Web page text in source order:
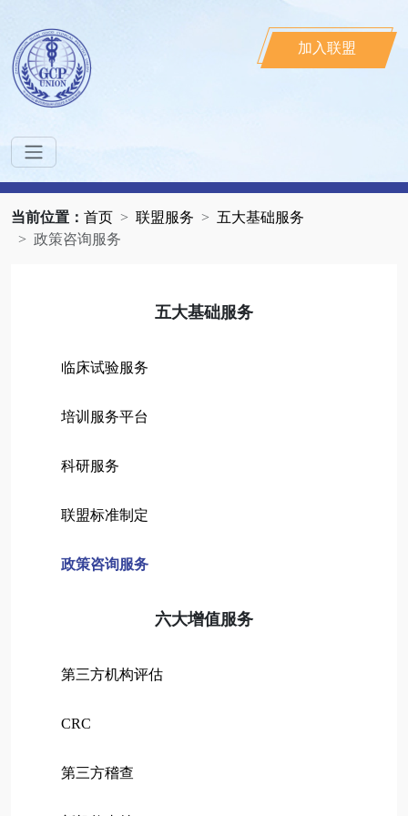
加入联盟
当前位置： 首页 联盟服务
五大基础服务
政策咨询服务
五大基础服务
临床试验服务
培训服务平台
科研服务
联盟标准制定
政策咨询服务
六大增值服务
第三方机构评估
CRC
第三方稽查